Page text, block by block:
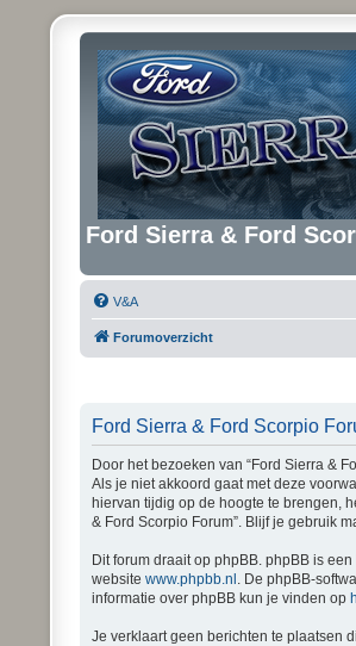
Ford Sierra & Ford
V&A
Forumoverzicht
Ford Sierra & Ford Scorpio
Door het bezoeken van “Ford Sierra &
Als je niet akkoord gaat met deze
hiervan tijdig op de hoogte te brengen,
& Ford Scorpio Forum”. Blijf je gebruik
Dit forum draait op phpBB. phpBB is
websitewww.phpbb.nl . De phpBB-
informatie over phpBB kun je vinden op
Je verklaart geen berichten te plaatsen